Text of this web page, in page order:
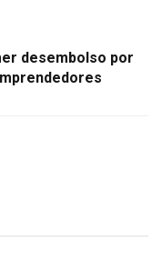
desembolso por